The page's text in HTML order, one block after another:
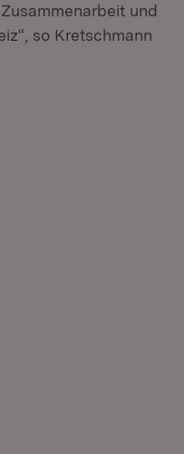
und
so Kretschmann